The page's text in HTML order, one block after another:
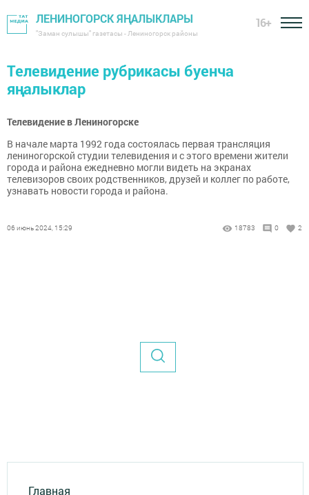
ЛЕНИНОГОРСК ЯҢАЛЫКЛАРЫ
"Заман сулышы" газетасы - Лениногорск районы
16+
Телевидение рубрикасы буенча
яңалыклар
Телевидение в Лениногорске
В начале марта 1992 года состоялась первая трансляция
лениногорской студии телевидения и с этого времени жители
города и района ежедневно могли видеть на экранах
телевизоров своих родственников, друзей и коллег по работе,
узнавать новости города и района.
06 июнь 2024, 15:29 18783 0 2
Главная